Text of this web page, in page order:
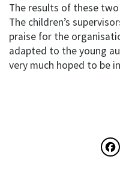
The results of these
The children’s
praise for the
adapted to the young
very much hoped to be